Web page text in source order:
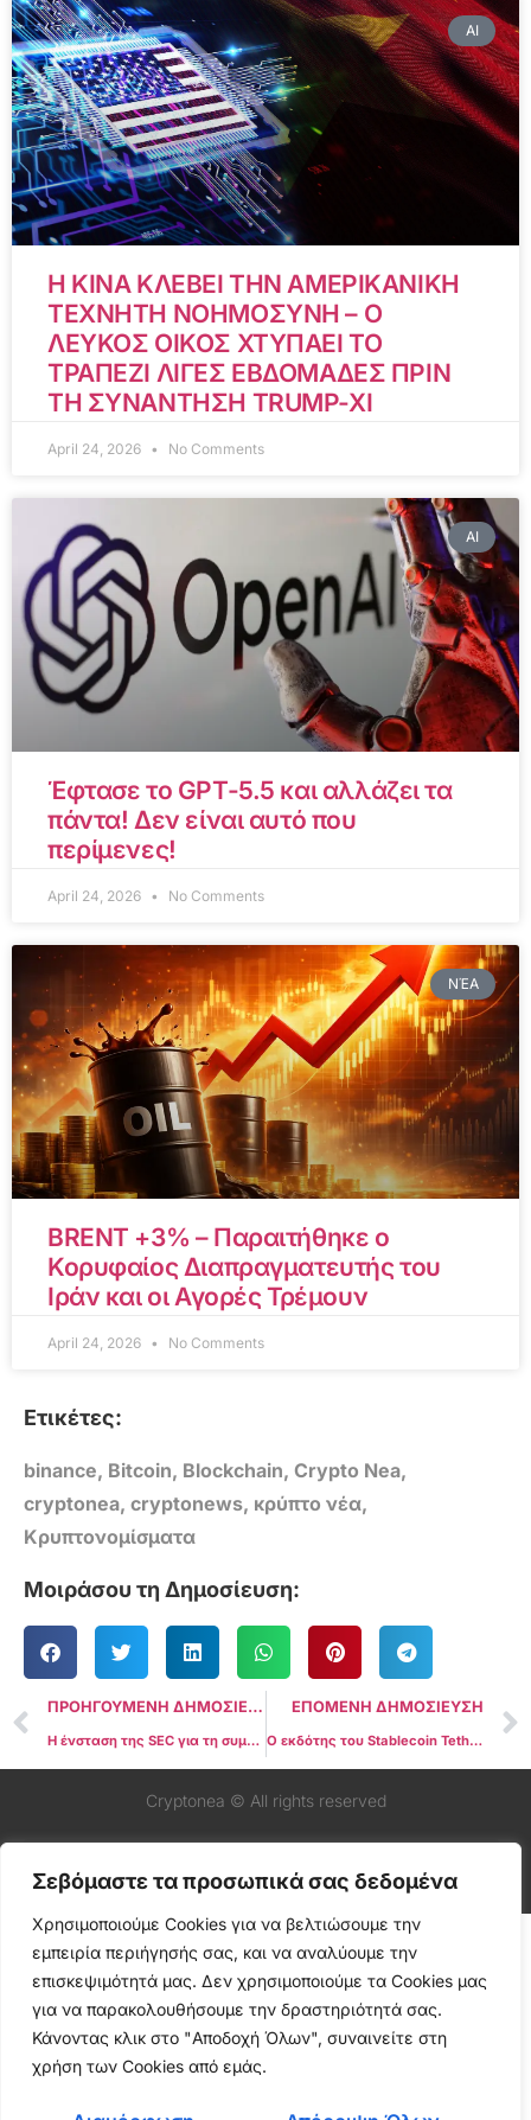
Σεβόμαστε τα προσωπικά σας δεδομένα
Χρησιμοποιούμε Cookies για να βελτιώσουμε την
εμπειρία περιήγησής σας, και να αναλύουμε την
επισκεψιμότητά μας. Δεν χρησιμοποιούμε τα Cookies μας
για να παρακολουθήσουμε την δραστηριότητά σας.
Κάνοντας κλικ στο "Αποδοχή Όλων", συναινείτε στη
χρήση των Cookies από εμάς.
AI
Η ΚΙΝΑ ΚΛΕΒΕΙ ΤΗΝ ΑΜΕΡΙΚΑΝΙΚΗ
ΤΕΧΝΗΤΗ ΝΟΗΜΟΣΥΝΗ – Ο
ΛΕΥΚΟΣ ΟΙΚΟΣ ΧΤΥΠΑΕΙ ΤΟ
ΤΡΑΠΕΖΙ ΛΙΓΕΣ ΕΒΔΟΜΑΔΕΣ ΠΡΙΝ
ΤΗ ΣΥΝΑΝΤΗΣΗ TRUMP-XI
April 24, 2026 No Comments
AI
Έφτασε το GPT-5.5 και αλλάζει τα
πάντα! Δεν είναι αυτό που
περίμενες!
April 24, 2026 No Comments
ΝΈΑ
BRENT +3% – Παραιτήθηκε ο
Κορυφαίος Διαπραγματευτής του
Ιράν και οι Αγορές Τρέμουν
April 24, 2026 No Comments
Ετικέτες:
binance, Bitcoin, Blockchain, Crypto Nea,
cryptonea, cryptonews, κρύπτο νέα,
Κρυπτονομίσματα
Μοιράσου τη Δημοσίευση:
ΠΡΟΗΓΟΥΜΕΝΗ ΔΗΜΟΣΙΕΥΣΗ
Η ένσταση της SEC για τη συμφωνία Voyager-Binance.US αμφισβητήθηκε από δικαστή των ΗΠΑ
ΕΠΟΜΕΝΗ ΔΗΜΟΣΙΕΥΣΗ
Ο εκδότης του Stablecoin Tether χρησιμοποίησε τραπεζικούς λογαριασμούς που ανοίχτηκαν με πλαστά έγγραφα στο παρελθόν: WSJ
Cryptonea © All rights reserved